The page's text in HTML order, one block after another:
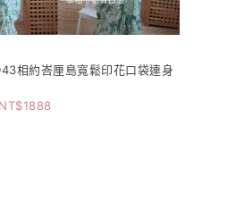
相約峇厘島寬鬆印花口袋連身
1888